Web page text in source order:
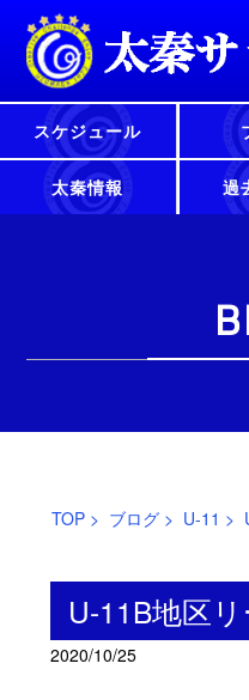
スケジュール
太秦情報 過
TOP> ブログ> U-11 >
U-11B地区
2020/10/25